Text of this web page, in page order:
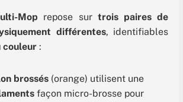
Mop repose sur trois paires de
différentes, identifiables
couleur :
brossés(orange) utilisent une
façon micro-brosse pour